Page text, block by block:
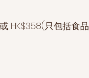
HK$358(只包括食品